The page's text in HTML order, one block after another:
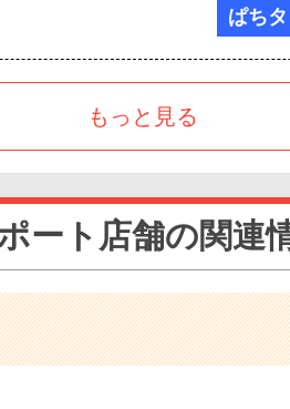
ぱち
もっと見る
ート店舗の関連